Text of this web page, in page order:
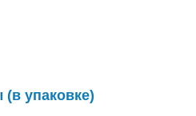
упаковке)